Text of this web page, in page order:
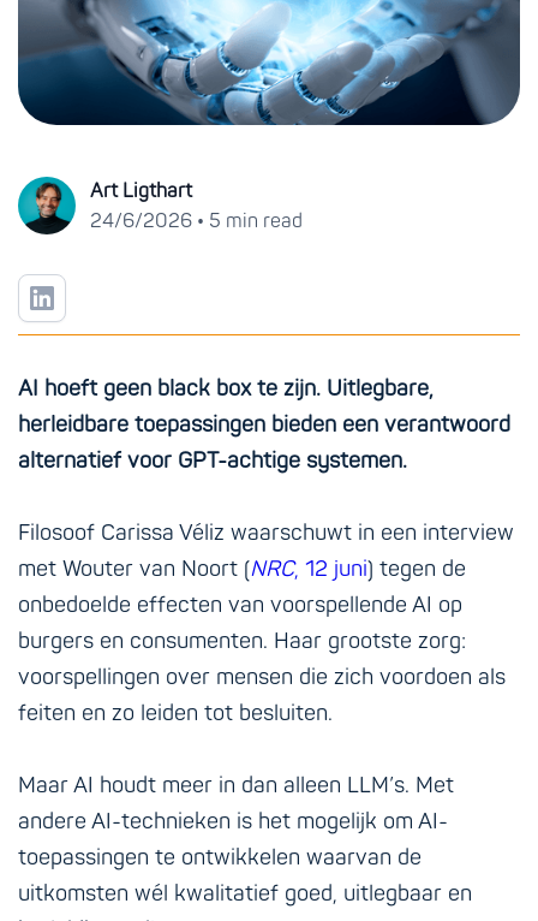
Art Ligthart
24/6/2026 • 5 min read
AI hoeft geen black box te zijn. Uitlegbare,
herleidbare toepassingen bieden een verantwoord
alternatief voor GPT-achtige systemen.
Filosoof Carissa Véliz waarschuwt in een interview
met Wouter van Noort (NRC, 12 juni) tegen de
onbedoelde effecten van voorspellende AI op
burgers en consumenten. Haar grootste zorg:
voorspellingen over mensen die zich voordoen als
feiten en zo leiden tot besluiten.
Maar AI houdt meer in dan alleen LLM’s. Met
andere AI-technieken is het mogelijk om AI-
toepassingen te ontwikkelen waarvan de
uitkomsten wél kwalitatief goed, uitlegbaar en